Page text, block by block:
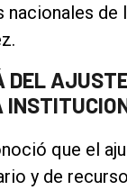
nacionales de
DEL
que el
y de